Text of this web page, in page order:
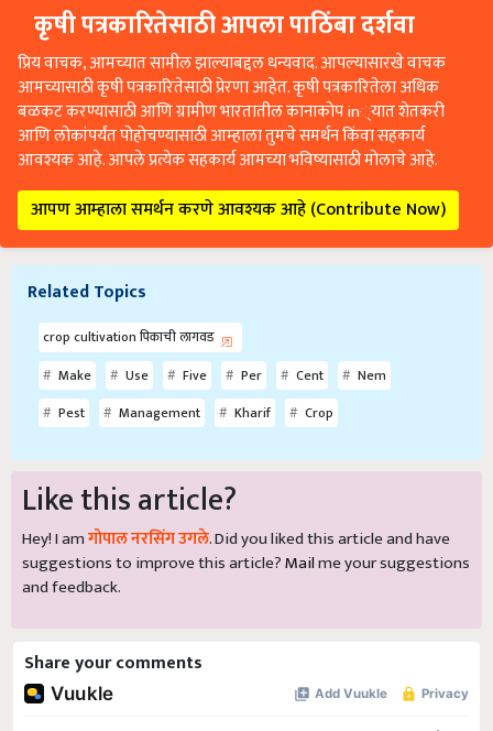
कृषी पत्रकारितेसाठी आपला पाठिंबा दर्शवा
प्रिय वाचक, आमच्यात सामील झाल्याबद्दल धन्यवाद. आपल्यासारखे वाचक
आमच्यासाठी कृषी पत्रकारितेसाठी प्रेरणा आहेत. कृषी पत्रकारितेला अधिक
बळकट करण्यासाठी आणि ग्रामीण भारतातील कानाकोप in्यात शेतकरी
आणि लोकांपर्यंत पोहोचण्यासाठी आम्हाला तुमचे समर्थन किंवा सहकार्य
आवश्यक आहे. आपले प्रत्येक सहकार्य आमच्या भविष्यासाठी मोलाचे आहे.
आपण आम्हाला समर्थन करणे आवश्यक आहे (Contribute Now)
Related Topics
crop cultivation पिकाची लागवड
Make
Use Five Per Cent
Nem
Pest
Management Kharif Crop
Like this article?
Hey! I amगोपाल नरसिंग उगले. Did you liked this article and have
suggestions to improve this article?Mailme your suggestions
and feedback.
Share your comments